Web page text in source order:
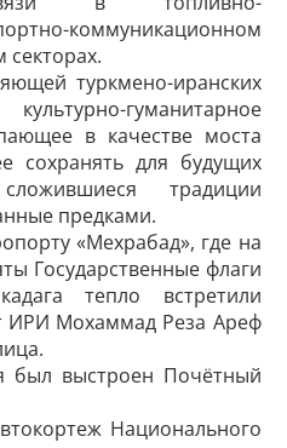
коммуникационном
секторах.
туркмено-иранских
гуманитарное
в качестве моста
сохранять для будущих
традиции
предками.
«Мехрабад», где на
Государственные флаги
тепло встретили
ИРИ Мохаммад Реза Ареф
был выстроен Почётный
Национального